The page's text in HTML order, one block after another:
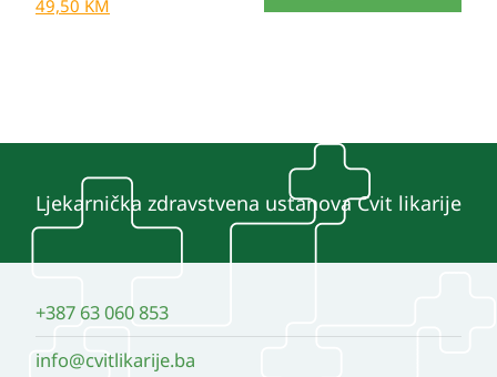
49,50 KM
Ljekarnička zdravstvena ustanova Cvit likarije
+387 63 060 853
info@cvitlikarije.ba